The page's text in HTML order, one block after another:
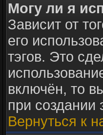
Могу ли я
Зависит от
его
тэгов. Это
включён, то
при создании
Вернуться к